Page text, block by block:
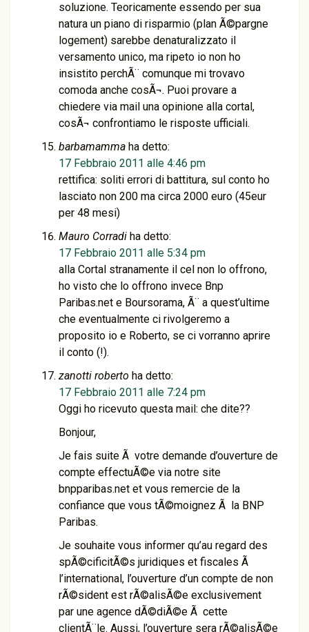
soluzione. Teoricamente essendo per sua
natura un piano di risparmio (plan Ã©pargne
logement) sarebbe denaturalizzato il
versamento unico, ma ripeto io non ho
insistito perchÃ¨ comunque mi trovavo
comoda anche cosÃ¬. Puoi provare a
chiedere via mail una opinione alla cortal,
cosÃ¬ confrontiamo le risposte ufficiali.
barbamamma ha detto:
17 Febbraio 2011 alle 4:46 pm
rettifica: soliti errori di battitura, sul conto ho
lasciato non 200 ma circa 2000 euro (45eur
per 48 mesi)
Mauro Corradi ha detto:
17 Febbraio 2011 alle 5:34 pm
alla Cortal stranamente il cel non lo offrono,
ho visto che lo offrono invece Bnp
Paribas.net e Boursorama, Ã¨ a quest’ultime
che eventualmente ci rivolgeremo a
proposito io e Roberto, se ci vorranno aprire
il conto (!).
zanotti roberto ha detto:
17 Febbraio 2011 alle 7:24 pm
Oggi ho ricevuto questa mail: che dite??
Bonjour,
Je fais suite Ã votre demande d’ouverture de
compte effectuÃ©e via notre site
bnpparibas.net et vous remercie de la
confiance que vous tÃ©moignez Ã la BNP
Paribas.
Je souhaite vous informer qu’au regard des
spÃ©cificitÃ©s juridiques et fiscales Ã
l’international, l’ouverture d’un compte de non
rÃ©sident est rÃ©alisÃ©e exclusivement
par une agence dÃ©diÃ©e Ã cette
clientÃ¨le. Aussi, l’ouverture sera rÃ©alisÃ©e